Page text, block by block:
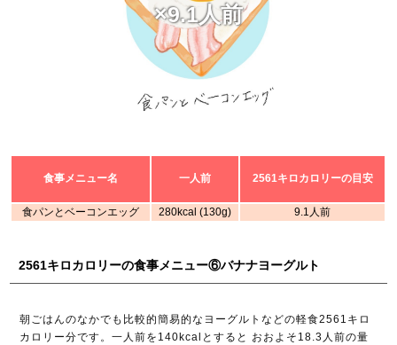
×9.1人前
食事メニュー名 一人前 2561キロカロリーの目安
食パンとベーコンエッグ 280kcal (130g) 9.1人前
2561キロカロリーの食事メニュー⑥バナナヨーグルト
朝ごはんのなかでも比較的簡易的なヨーグルトなどの軽食2561キロ
カロリー分です。一人前を140kcalとすると おおよそ18.3人前の量